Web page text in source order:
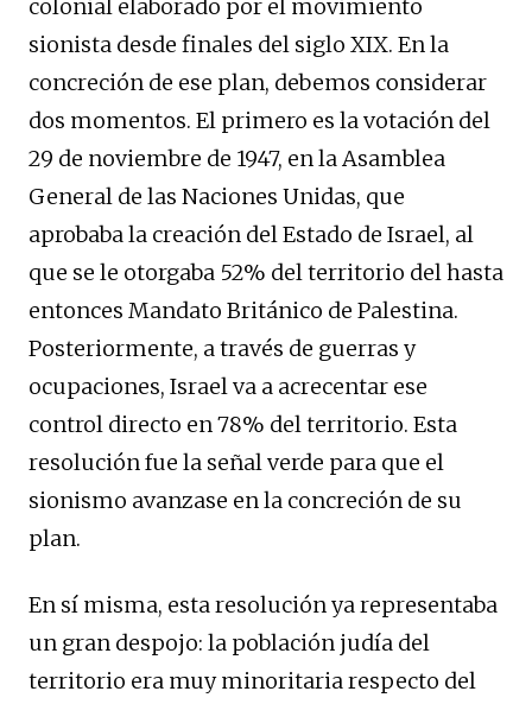
colonial elaborado por el movimiento
sionista desde finales del siglo XIX. En la
concreción de ese plan, debemos considerar
dos momentos. El primero es la votación del
29 de noviembre de 1947, en la Asamblea
General de las Naciones Unidas, que
aprobaba la creación del Estado de Israel, al
que se le otorgaba 52% del territorio del hasta
entonces Mandato Británico de Palestina.
Posteriormente, a través de guerras y
ocupaciones, Israel va a acrecentar ese
control directo en 78% del territorio. Esta
resolución fue la señal verde para que el
sionismo avanzase en la concreción de su
plan.
En sí misma, esta resolución ya representaba
un gran despojo: la población judía del
territorio era muy minoritaria respecto del